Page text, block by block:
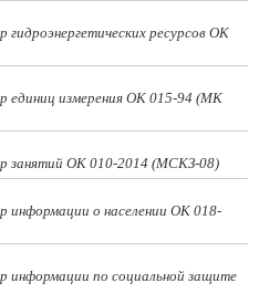
ресурсов ОК
единиц измерения ОК 015-94 (МК
занятий ОК 010-2014 (МСКЗ-08)
информации о населении ОК 018-
информации по социальной защите